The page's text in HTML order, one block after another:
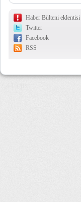
Haber Bülteni eklentisi
Twitter
Facebook
RSS